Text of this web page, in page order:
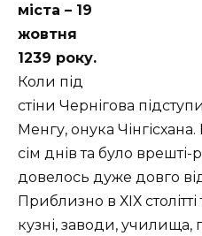
міста – 19
жовтня
1239 року.
Коли під
стіни Чернігова
Менгу, онука
сім днів та було
довелось дуже довго
Приблизно в ХІХ
кузні, заводи, училища,